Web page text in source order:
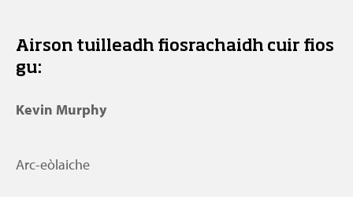
Airson tuilleadh fiosrachaidh cuir fios
gu:
Kevin Murphy
Arc-eòlaiche